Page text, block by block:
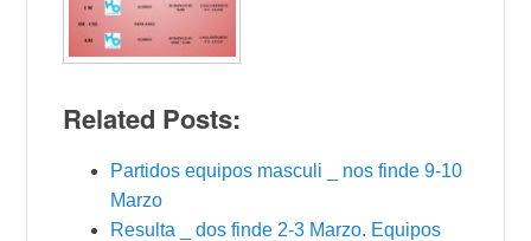
Related Posts:
Partidos equipos masculi _ nos finde 9-10
Marzo
Resulta _ dos finde 2-3 Marzo. Equipos